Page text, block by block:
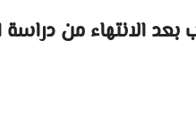
الانتهاء من دراسة